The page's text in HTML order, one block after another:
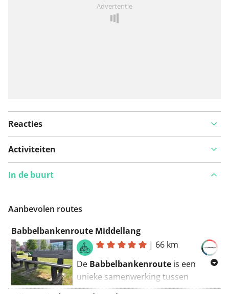
Advertentie
Reacties
Activiteiten
In de buurt
Aanbevolen routes
Babbelbankenroute Middellang
| 66 km
De Babbelbankenroute is een
unieke samenwerking tussen
Medisch Centrum St.-Jozef